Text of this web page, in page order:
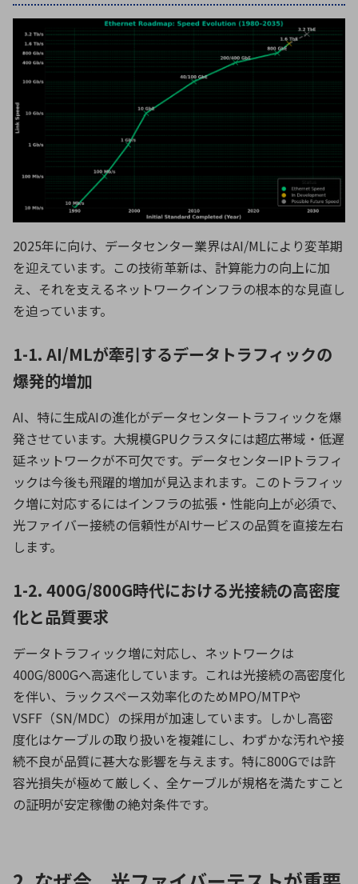
2025年に向け、データセンター業界はAI/MLにより変革期
を迎えています。この技術革新は、計算能力の向上に加
え、それを支えるネットワークインフラの根本的な見直し
を迫っています。
1-1. AI/MLが牽引するデータトラフィックの
爆発的増加
AI、特に生成AIの進化がデータセンタートラフィックを爆
発させています。大規模GPUクラスタには超広帯域・低遅
延ネットワークが不可欠です。データセンターIPトラフィ
ックは今後も飛躍的増加が見込まれます。このトラフィッ
ク増に対応するにはインフラの拡張・性能向上が必須で、
光ファイバー接続の信頼性がAIサービスの品質を直接左右
します。
1-2. 400G/800G時代における光接続の高密度
化と品質要求
データトラフィック増に対応し、ネットワークは
400G/800Gへ高速化しています。これは光接続の高密度化
を伴い、ラックスペース効率化のためMPO/MTPや
VSFF（SN/MDC）の採用が加速しています。しかし高密
度化はケーブルの取り扱いを複雑にし、わずかな汚れや接
続不良が品質に甚大な影響を与えます。特に800Gでは許
容光損失が極めて厳しく、全ケーブルが規格を満たすこと
の証明が安定稼働の絶対条件です。